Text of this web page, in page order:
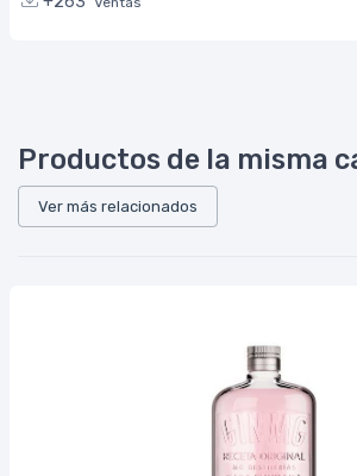
Productos de la misma
Ver más relacionados